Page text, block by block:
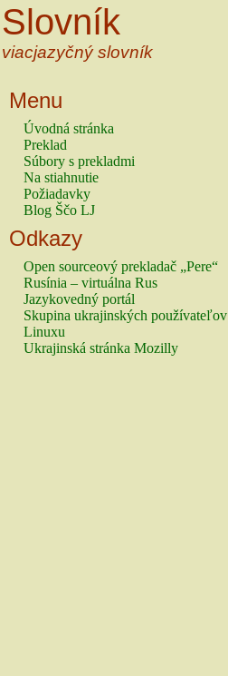
Slovník
viacjazyčný slovník
Menu
Úvodná stránka
Preklad
Súbory s prekladmi
Na stiahnutie
Požiadavky
Blog Ščo LJ
Odkazy
Open sourceový prekladač „Pere“
Rusínia – virtuálna Rus
Jazykovedný portál
Skupina ukrajinských používateľov
Linuxu
Ukrajinská stránka Mozilly